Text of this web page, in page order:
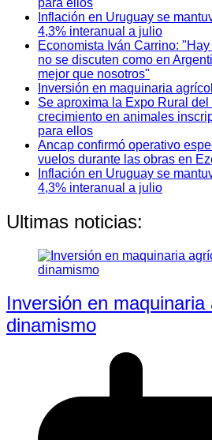
Inflación en Uruguay se
4,3% interanual a julio
Economista Iván Carrino:
no se discuten como en
mejor que nosotros"
Inversión en maquinaria
Se aproxima la Expo Rural
crecimiento en animales
para ellos
Ancap confirmó operativo
vuelos durante las obras en
Inflación en Uruguay se
4,3% interanual a julio
Ultimas noticias:
Inversión en
dinamismo